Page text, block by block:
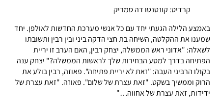
קרדיט: קונטנטו דה סמריק
באמצע הלילה הגעתי יחד עם כל אנשי מערכת החדשות לאולפן. יחד
שמענו את ההקלטה, השיחה בת חצי הדקה ביני ובין רבין ותשובתו
לשאלה: "אדוני ראש הממשלה, יצחק רבין, האם הערב זו יריית
הפתיחה בדרך למסע הבחירות שלך לראשות הממשלה?" יצחק ענה
בקולו הרבּיני העבה: "זאת לא יריית פתיחה". פאוזה, רבין בולע את
הרוק וממשיך בשקט. "זאת עצרת של שלום". פאוזה. "זאת עצרת של
ידידות, זאת עצרת של אחווה…"